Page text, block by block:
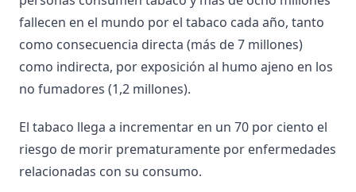
fallecen en el mundo por el tabaco cada año, tanto
como consecuencia directa (más de 7 millones)
como indirecta, por exposición al humo ajeno en los
no fumadores (1,2 millones).
El tabaco llega a incrementar en un 70 por ciento el
riesgo de morir prematuramente por enfermedades
relacionadas con su consumo.